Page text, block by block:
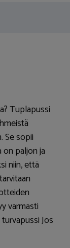
Tuplapussi
sopii
paljon ja
niin, että
varmasti
Jos